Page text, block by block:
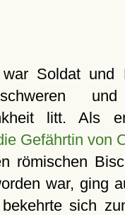
war Soldat und
und
litt. Als
Gefährtin von
römischen
war, ging
sich